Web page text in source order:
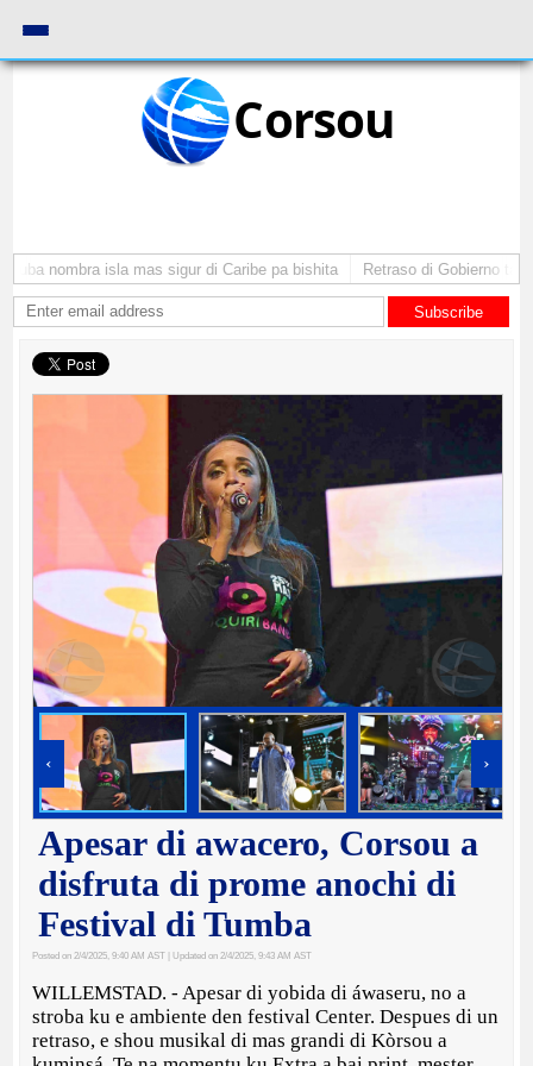
Corsou
nombra isla mas sigur di Caribe pa bishita Retraso di Gobierno ta
Subscribe
‹ ›
Apesar di awacero, Corsou a
disfruta di prome anochi di
Festival di Tumba
Posted on 2/4/2025, 9:40 AM AST | Updated on 2/4/2025, 9:43 AM AST
WILLEMSTAD. - Apesar di yobida di áwaseru, no a
stroba ku e ambiente den festival Center. Despues di un
retraso, e shou musikal di mas grandi di Kòrsou a